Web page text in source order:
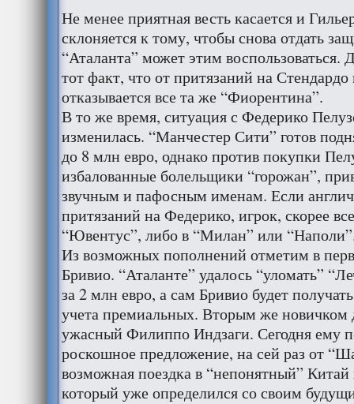
Не менее приятная весть касается и
склоняется к тому, чтобы снова отдать
“Аталанта” может этим воспользоваться.
тот факт, что от притязаний на
отказывается все та же “Фиорентина”.
В то же время, ситуация с Федерико
изменилась. “Манчестер Сити” готов
до 8 млн евро, однако против покупки
избалованные болельщики “горожан”,
звучным и пафосным именам. Если
притязаний на Федерико, игрок, скорее
“Ювентус”, либо в “Милан” или
Из возможных пополнений отметим в
Бривио. “Аталанте” удалось “уломать”
за 2 млн евро, а сам Бривио будет
учета премиальных. Вторым же новичком
ужасный Филиппо Индзаги. Сегодня ему
роскошное предложение, на сей раз от
возможная поездка в “непонятный”
который уже определился со своим